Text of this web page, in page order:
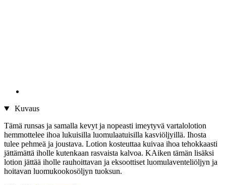
Kuvaus
Tämä runsas ja samalla kevyt ja nopeasti imeytyvä vartalolotion
hemmottelee ihoa lukuisilla luomulaatuisilla kasviöljyillä. Ihosta
tulee pehmeä ja joustava. Lotion kosteuttaa kuivaa ihoa tehokkaasti
jättämättä iholle kutenkaan rasvaista kalvoa. KAiken tämän lisäksi
lotion jättää iholle rauhoittavan ja eksoottiset luomulaventeliöljyn ja
hoitavan luomukookosöljyn tuoksun.